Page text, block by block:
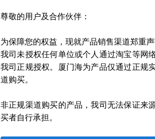
尊敬的用户及合作伙伴：
为保障您的权益，现就产品销售渠道郑重声
我司未授权任何单位或个人通过淘宝等网
我司正规授权。厦门海为产品仅通过正规
道购买。
非正规渠道购买的产品，我司无法保证来
买者自行承担。